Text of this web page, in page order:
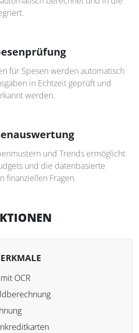
für Spesen werden automatisch
in Echtzeit geprüft und
werden.
und Trends ermöglicht
und die datenbasierte
finanziellen Fragen.
OCR